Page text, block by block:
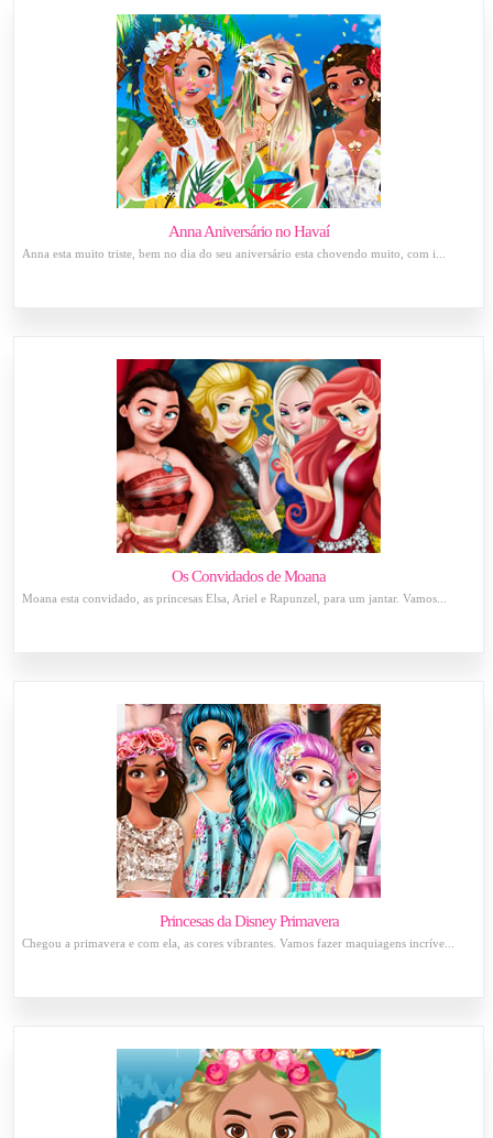
Anna Aniversário no Havaí
Anna esta muito triste, bem no dia do seu aniversário esta chovendo muito, com i...
Os Convidados de Moana
Moana esta convidado, as princesas Elsa, Ariel e Rapunzel, para um jantar. Vamos...
Princesas da Disney Primavera
Chegou a primavera e com ela, as cores vibrantes. Vamos fazer maquiagens incríve...